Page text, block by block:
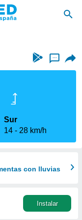
...
Sur
14
28 km/h
con lluvias
Instalar